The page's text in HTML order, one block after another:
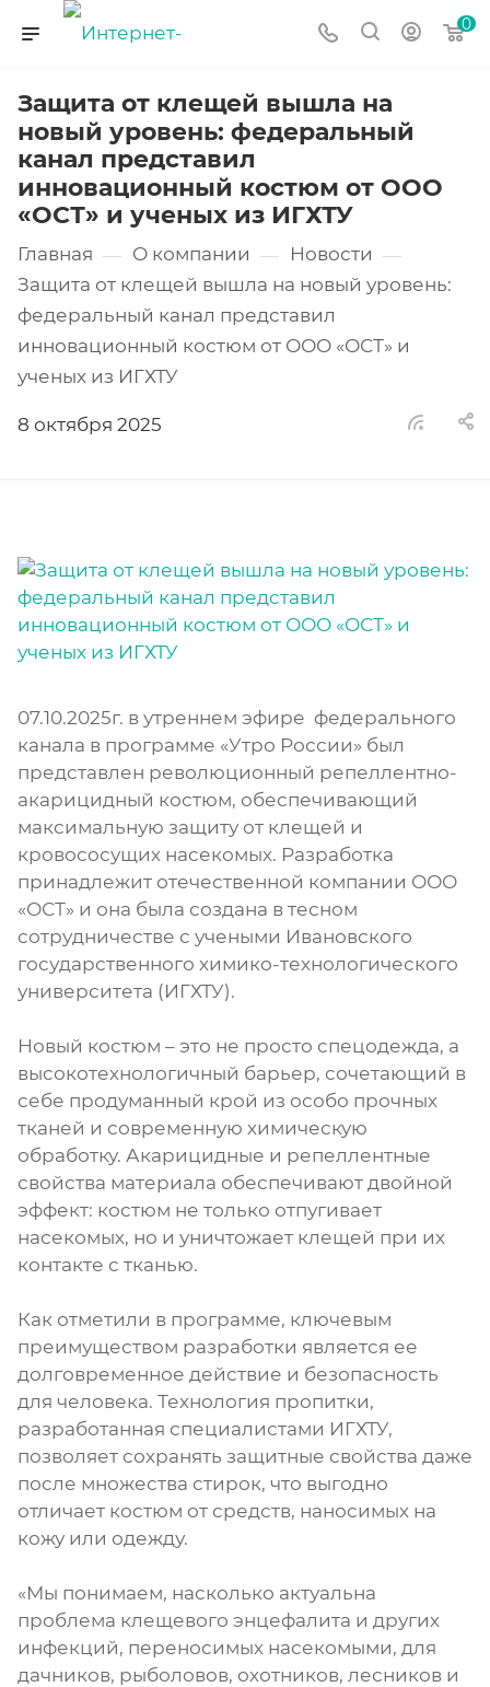
0
Защита от клещей вышла на
новый уровень: федеральный
канал представил
инновационный костюм от ООО
«ОСТ» и ученых из ИГХТУ
Главная — О компании — Новости —
Защита от клещей вышла на новый уровень:
федеральный канал представил
инновационный костюм от ООО «ОСТ» и
ученых из ИГХТУ
8 октября 2025
07.10.2025г. в утреннем эфире федерального
канала в программе «Утро России» был
представлен революционный репеллентно-
акарицидный костюм, обеспечивающий
максимальную защиту от клещей и
кровососущих насекомых. Разработка
принадлежит отечественной компании ООО
«ОСТ» и она была создана в тесном
сотрудничестве с учеными Ивановского
государственного химико-технологического
университета (ИГХТУ).
Новый костюм – это не просто спецодежда, а
высокотехнологичный барьер, сочетающий в
себе продуманный крой из особо прочных
тканей и современную химическую
обработку. Акарицидные и репеллентные
свойства материала обеспечивают двойной
эффект: костюм не только отпугивает
насекомых, но и уничтожает клещей при их
контакте с тканью.
Как отметили в программе, ключевым
преимуществом разработки является ее
долговременное действие и безопасность
для человека. Технология пропитки,
разработанная специалистами ИГХТУ,
позволяет сохранять защитные свойства даже
после множества стирок, что выгодно
отличает костюм от средств, наносимых на
кожу или одежду.
«Мы понимаем, насколько актуальна
проблема клещевого энцефалита и других
инфекций, переносимых насекомыми, для
дачников, рыболовов, охотников, лесников и